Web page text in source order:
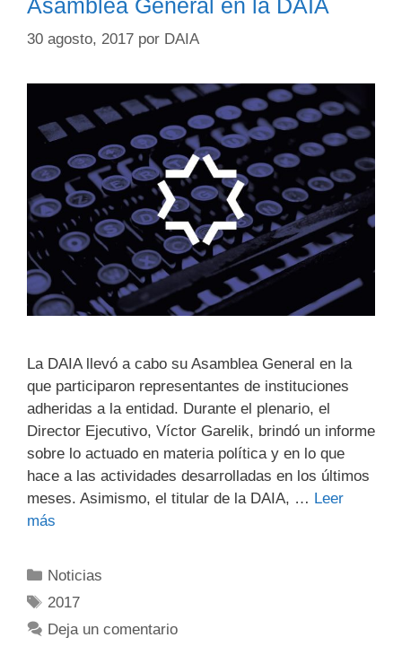
30 agosto, 2017 por DAIA
La DAIA llevó a cabo su Asamblea General en la
que participaron representantes de instituciones
adheridas a la entidad. Durante el plenario, el
Director Ejecutivo, Víctor Garelik, brindó un informe
sobre lo actuado en materia política y en lo que
hace a las actividades desarrolladas en los últimos
meses. Asimismo, el titular de la DAIA, … Leer
más
Noticias
2017
Deja un comentario